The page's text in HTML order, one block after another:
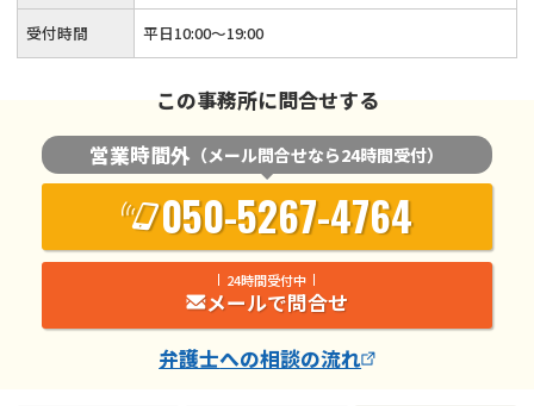
受付時間 平日10:00〜19:00
この事務所に問合せする
営業時間外 （メール問合せなら24時間受付）
050-5267-4764
24時間受付中
メールで問合せ
弁護士への相談の流れ